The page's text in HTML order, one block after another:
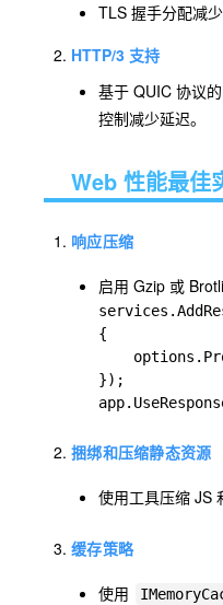
TLS 握手分配减
HTTP/3 支持
基于 QUIC 协议
控制减少延迟。
Web 性能最佳
响应压缩
启用 Gzip 或 Brotli
{
});
捆绑和压缩静态资源
使用工具压缩 JS
缓存策略
使用